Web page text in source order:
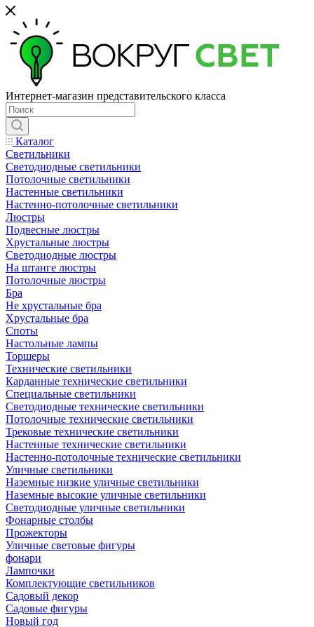
Интернет-магазин представительского класса
Каталог
Светильники
Светодиодные светильники
Потолочные светильники
Настенные светильники
Настенно-потолочные светильники
Люстры
Подвесные люстры
Хрустальные люстры
Светодиодные люстры
На штанге люстры
Потолочные люстры
Бра
Не хрустальные бра
Хрустальные бра
Споты
Настольные лампы
Торшеры
Технические светильники
Карданные технические светильники
Специальные светильники
Светодиодные технические светильники
Потолочные технические светильники
Трековые технические светильники
Настенные технические светильники
Настенно-потолочные технические светильники
Уличные светильники
Наземные низкие уличные светильники
Наземные высокие уличные светильники
Светодиодные уличные светильники
Фонарные столбы
Прожекторы
Уличные световые фигуры
фонари
Лампочки
Комплектующие светильников
Садовый декор
Садовые фигуры
Новый год